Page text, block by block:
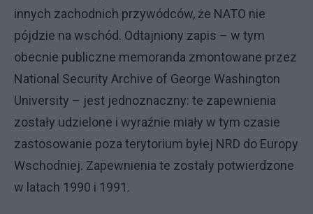
innych zachodnich przywódców, że NATO nie
pójdzie na wschód. Odtajniony zapis – w tym
obecnie publiczne memoranda zmontowane przez
National Security Archive of George Washington
University – jest jednoznaczny: te zapewnienia
zostały udzielone i wyraźnie miały w tym czasie
zastosowanie poza terytorium byłej NRD do Europy
Wschodniej. Zapewnienia te zostały potwierdzone
w latach 1990 i 1991.